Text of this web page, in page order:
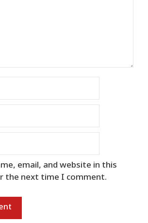
email, and website in this
the next time I comment.